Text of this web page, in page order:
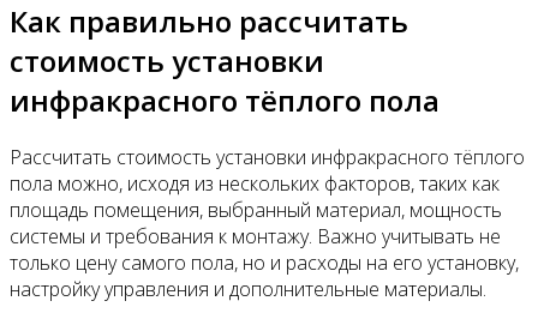
Как правильно рассчитать
стоимость установки
инфракрасного тёплого пола
Рассчитать стоимость установки инфракрасного тёплого
пола можно, исходя из нескольких факторов, таких как
площадь помещения, выбранный материал, мощность
системы и требования к монтажу. Важно учитывать не
только цену самого пола, но и расходы на его установку,
настройку управления и дополнительные материалы.